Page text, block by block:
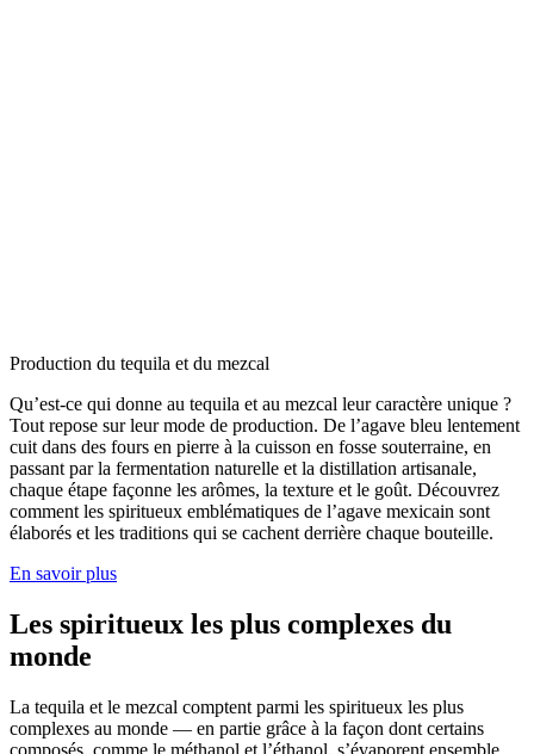
Production du tequila et du mezcal
Qu’est-ce qui donne au tequila et au mezcal leur caractère unique ?
Tout repose sur leur mode de production. De l’agave bleu lentement
cuit dans des fours en pierre à la cuisson en fosse souterraine, en
passant par la fermentation naturelle et la distillation artisanale,
chaque étape façonne les arômes, la texture et le goût. Découvrez
comment les spiritueux emblématiques de l’agave mexicain sont
élaborés et les traditions qui se cachent derrière chaque bouteille.
En savoir plus
Les spiritueux les plus complexes du
monde
La tequila et le mezcal comptent parmi les spiritueux les plus
complexes au monde — en partie grâce à la façon dont certains
composés, comme le méthanol et l’éthanol, s’évaporent ensemble